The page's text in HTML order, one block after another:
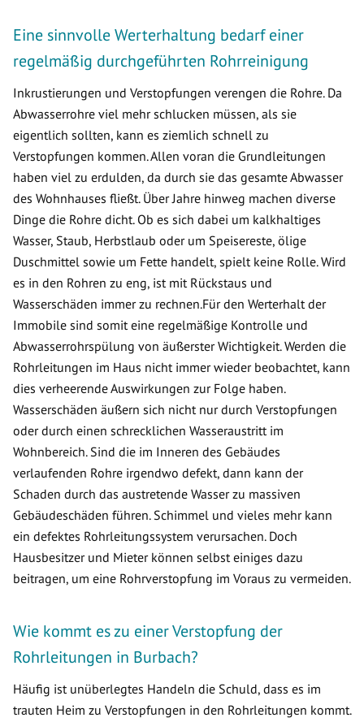
Eine sinnvolle Werterhaltung bedarf einer
regelmäßig durchgeführten Rohrreinigung
Inkrustierungen und Verstopfungen verengen die Rohre. Da
Abwasserrohre viel mehr schlucken müssen, als sie
eigentlich sollten, kann es ziemlich schnell zu
Verstopfungen kommen. Allen voran die Grundleitungen
haben viel zu erdulden, da durch sie das gesamte Abwasser
des Wohnhauses fließt. Über Jahre hinweg machen diverse
Dinge die Rohre dicht. Ob es sich dabei um kalkhaltiges
Wasser, Staub, Herbstlaub oder um Speisereste, ölige
Duschmittel sowie um Fette handelt, spielt keine Rolle. Wird
es in den Rohren zu eng, ist mit Rückstaus und
Wasserschäden immer zu rechnen.Für den Werterhalt der
Immobile sind somit eine regelmäßige Kontrolle und
Abwasserrohrspülung von äußerster Wichtigkeit. Werden die
Rohrleitungen im Haus nicht immer wieder beobachtet, kann
dies verheerende Auswirkungen zur Folge haben.
Wasserschäden äußern sich nicht nur durch Verstopfungen
oder durch einen schrecklichen Wasseraustritt im
Wohnbereich. Sind die im Inneren des Gebäudes
verlaufenden Rohre irgendwo defekt, dann kann der
Schaden durch das austretende Wasser zu massiven
Gebäudeschäden führen. Schimmel und vieles mehr kann
ein defektes Rohrleitungssystem verursachen. Doch
Hausbesitzer und Mieter können selbst einiges dazu
beitragen, um eine Rohrverstopfung im Voraus zu vermeiden.
Wie kommt es zu einer Verstopfung der
Rohrleitungen in Burbach?
Häufig ist unüberlegtes Handeln die Schuld, dass es im
trauten Heim zu Verstopfungen in den Rohrleitungen kommt.